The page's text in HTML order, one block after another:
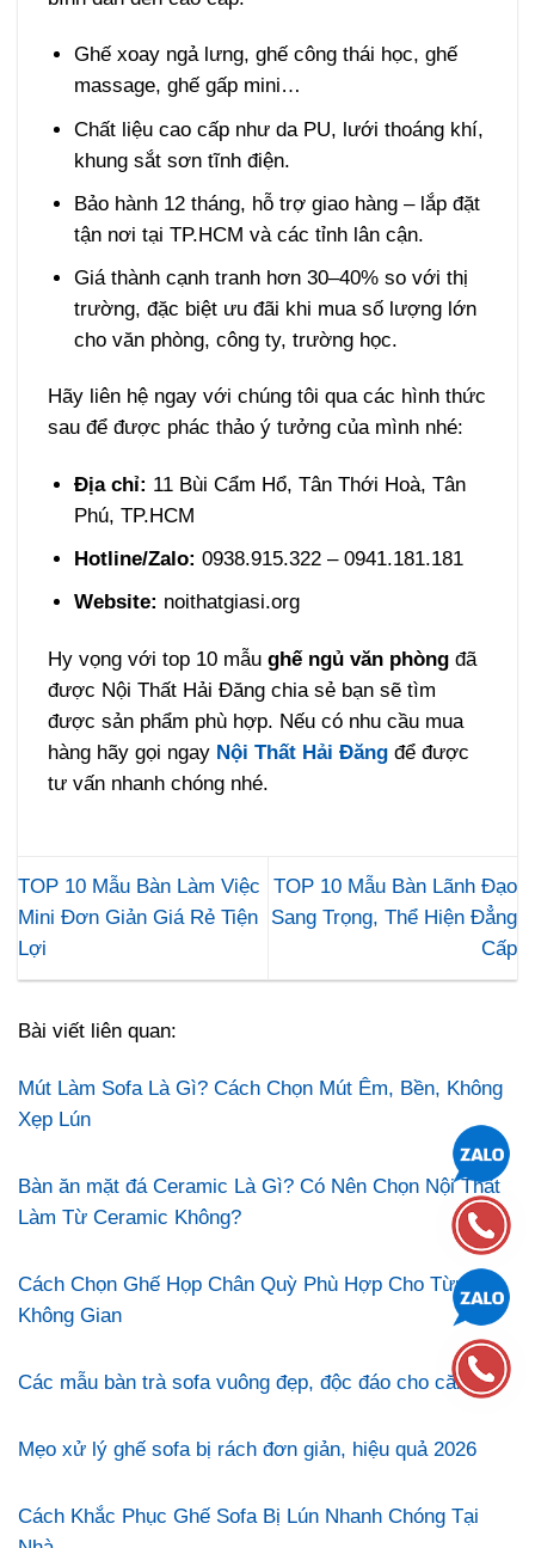
Ghế xoay ngả lưng, ghế công thái học, ghế
massage, ghế gấp mini…
Chất liệu cao cấp như da PU, lưới thoáng khí,
khung sắt sơn tĩnh điện.
Bảo hành 12 tháng, hỗ trợ giao hàng – lắp đặt
tận nơi tại TP.HCM và các tỉnh lân cận.
Giá thành cạnh tranh hơn 30–40% so với thị
trường, đặc biệt ưu đãi khi mua số lượng lớn
cho văn phòng, công ty, trường học.
Hãy liên hệ ngay với chúng tôi qua các hình thức
sau để được phác thảo ý tưởng của mình nhé:
Địa chỉ: 11 Bùi Cẩm Hổ, Tân Thới Hoà, Tân
Phú, TP.HCM
Hotline/Zalo: 0938.915.322 – 0941.181.181
Website: noithatgiasi.org
Hy vọng với top 10 mẫughế ngủ văn phòng đã
được Nội Thất Hải Đăng chia sẻ bạn sẽ tìm
được sản phẩm phù hợp. Nếu có nhu cầu mua
hàng hãy gọi ngay Nội Thất Hải Đăng để được
tư vấn nhanh chóng nhé.
TOP 10 Mẫu Bàn Làm Việc
Mini Đơn Giản Giá Rẻ Tiện
Lợi
TOP 10 Mẫu Bàn Lãnh Đạo
Sang Trọng, Thể Hiện Đẳng
Cấp
Bài viết liên quan:
Mút Làm Sofa Là Gì? Cách Chọn Mút Êm, Bền, Không
Xẹp Lún
Bàn ăn mặt đá Ceramic Là Gì? Có Nên Chọn Nội Thất
Làm Từ Ceramic Không?
Cách Chọn Ghế Họp Chân Quỳ Phù Hợp Cho Từng
Không Gian
Các mẫu bàn trà sofa vuông đẹp, độc đáo cho căn hộ
Mẹo xử lý ghế sofa bị rách đơn giản, hiệu quả 2026
Cách Khắc Phục Ghế Sofa Bị Lún Nhanh Chóng Tại